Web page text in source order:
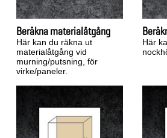
Beräkna materialåtgång
Här kan du räkna ut
materialåtgång vid
murning/putsning, för
virke/paneler.
Här